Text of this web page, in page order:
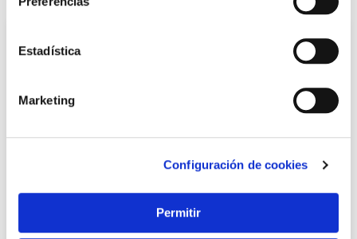
Estadística
Marketing
Configuración de cookies
Permitir
Tyrolit